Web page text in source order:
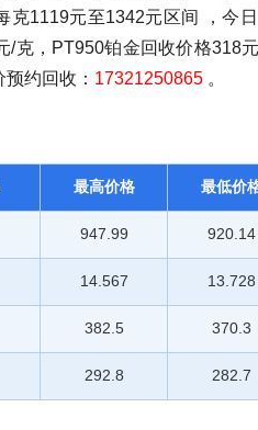
1119元至1342元区间 ，今
克，PT950铂金回收价格318
约回收： 17321250865 。
最高价格 最低价
947.99 920.14
14.567 13.728
382.5 370.3
292.8 282.7